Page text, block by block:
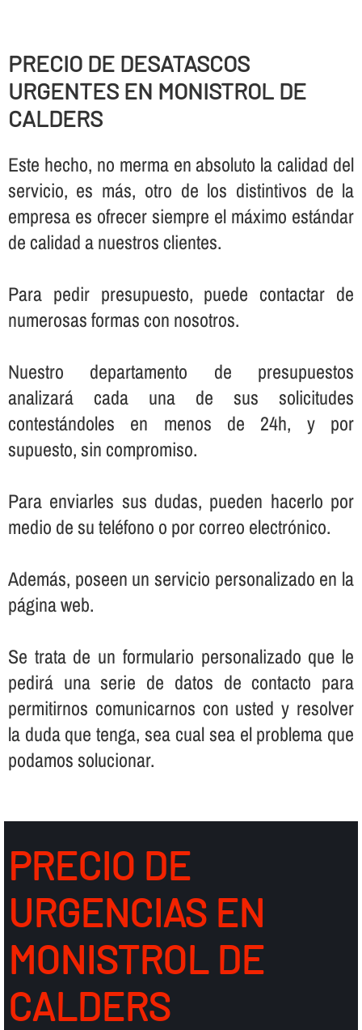
PRECIO DE DESATASCOS
URGENTES EN MONISTROL DE
CALDERS
Este hecho, no merma en absoluto la calidad del
servicio, es más, otro de los distintivos de la
empresa es ofrecer siempre el máximo estándar
de calidad a nuestros clientes.
Para pedir presupuesto, puede contactar de
numerosas formas con nosotros.
Nuestro departamento de presupuestos
analizará cada una de sus solicitudes
contestándoles en menos de 24h, y por
supuesto, sin compromiso.
Para enviarles sus dudas, pueden hacerlo por
medio de su teléfono o por correo electrónico.
Además, poseen un servicio personalizado en la
página web.
Se trata de un formulario personalizado que le
pedirá una serie de datos de contacto para
permitirnos comunicarnos con usted y resolver
la duda que tenga, sea cual sea el problema que
podamos solucionar.
PRECIO DE
URGENCIAS EN
MONISTROL DE
CALDERS